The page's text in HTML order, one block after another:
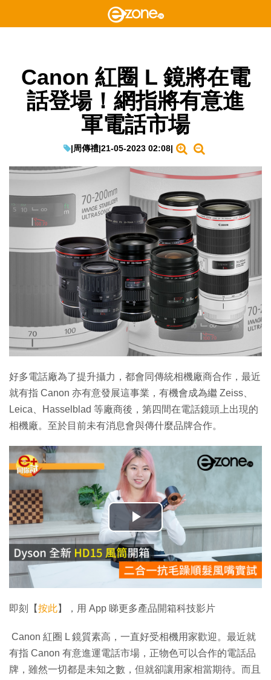
Canon 紅圈 L 鏡將在電
話登場！網指將有意進
軍電話市場
|周傳禮|21-05-2023 02:08|
好多電話廠為了提升攝力，都會同傳統相機廠商合作，最近
就有指 Canon 亦有意發展這事業，有機會成為繼 Zeiss、
Leica、Hasselblad 等廠商後，第四間在電話鏡頭上出現的
相機廠。至於目前未有消息會與傳什麼品牌合作。
播
放
影
片
即刻【按此】，用 App 睇更多產品開箱科技影片
Canon 紅圈 L 鏡質素高，一直好受相機用家歡迎。最近就
有指 Canon 有意進運電話市場，正物色可以合作的電話品
牌，雖然一切都是未知之數，但就卻讓用家相當期待。而且